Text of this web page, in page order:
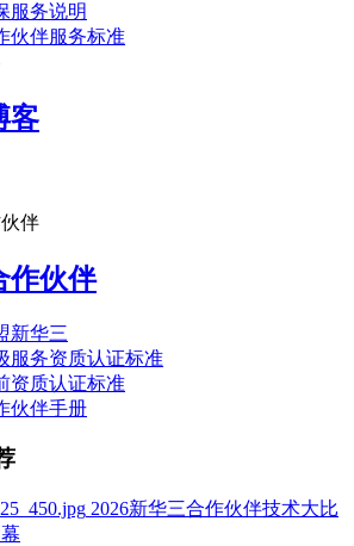
服务说明
伙伴服务标准
客
伴
作伙伴
新华三
服务资质认证标准
资质认证标准
伙伴手册
2026新华三合作伙伴技术大比